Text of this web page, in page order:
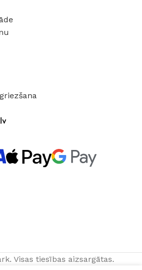
Visas tiesības aizsargātas.